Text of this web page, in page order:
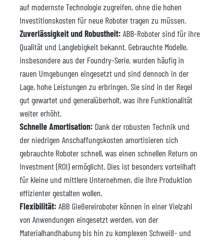
auf modernste Technologie zugreifen, ohne die hohen
Investitionskosten für neue Roboter tragen zu müssen.
Zuverlässigkeit und Robustheit: ABB-Roboter sind für ihre
Qualität und Langlebigkeit bekannt. Gebrauchte Modelle,
insbesondere aus der Foundry-Serie, wurden häufig in
rauen Umgebungen eingesetzt und sind dennoch in der
Lage, hohe Leistungen zu erbringen. Sie sind in der Regel
gut gewartet und generalüberholt, was ihre Funktionalität
weiter erhöht.
Schnelle Amortisation: Dank der robusten Technik und
der niedrigen Anschaffungskosten amortisieren sich
gebrauchte Roboter schnell, was einen schnellen Return on
Investment (ROI) ermöglicht. Dies ist besonders vorteilhaft
für kleine und mittlere Unternehmen, die ihre Produktion
effizienter gestalten wollen.
Flexibilität: ABB Gießereiroboter können in einer Vielzahl
von Anwendungen eingesetzt werden, von der
Materialhandhabung bis hin zu komplexen Schweiß- und